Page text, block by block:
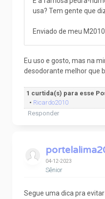
usa? Tem gente que
Enviado de meu
Eu uso e gosto, mas na
desodorante melhor que
1 curtida(s) para esse
• Ricardo2010
Responder
04-12-2023
Sênior
Segue uma dica pra